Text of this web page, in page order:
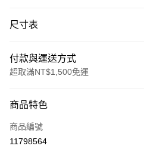
尺寸表
付款與運送方式
超取滿NT$1,500免運
信用卡一次付款
信用卡分期付款
商品特色
商品編號
11798564